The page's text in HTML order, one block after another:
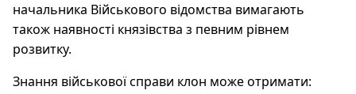
начальника Військового відомства вимагають
також наявності князівства з певним рівнем
розвитку.
Знання військової справи клон може отримати: